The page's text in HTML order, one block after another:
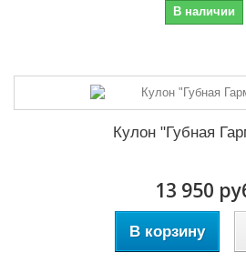
В наличии
Кулон "Губная
13 950
В корзину